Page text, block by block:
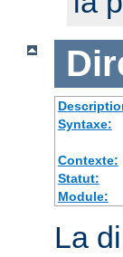
Syntaxe:
Contexte:
Statut:
Module:
La